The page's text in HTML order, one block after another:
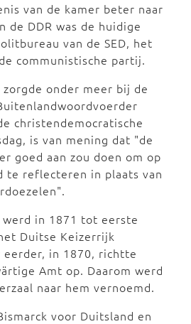
van de kamer beter naar
de DDR was de huidige
van de SED, het
communistische partij.
onder meer bij de
christendemocratische
is van mening dat "de
goed aan zou doen om op
te reflecteren in plaats van
in 1871 tot eerste
Duitse Keizerrijk
eerder, in 1870, richtte
Amt op. Daarom werd
naar hem vernoemd.
voor Duitsland en